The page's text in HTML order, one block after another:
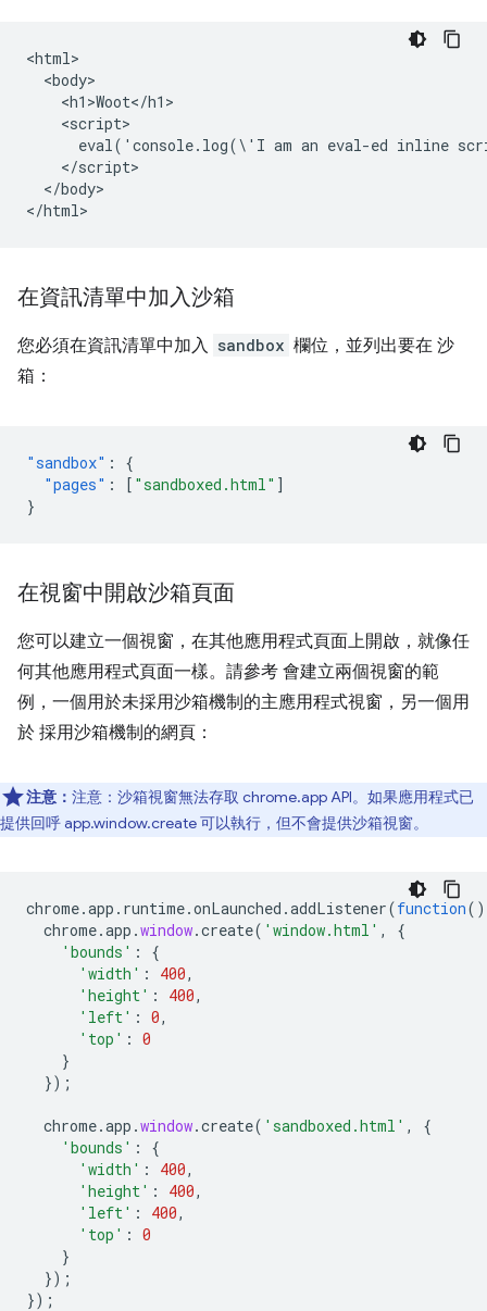
<html>
  <body>
    <h1>Woot</h1>
    <script>
eval('console.log(\'I am an eval-ed inline
    </script>
  </body>
在資訊清單中加入沙箱
您必須在資訊清單中加入 sandbox 欄位，並列出要在 沙
箱：
"sandbox" :
{
"pages" : [ "sandboxed.html" ]
}
在視窗中開啟沙箱頁面
您可以建立一個視窗，在其他應用程式頁面上開啟，就像任
何其他應用程式頁面一樣。請參考 會建立兩個視窗的範
例，一個用於未採用沙箱機制的主應用程式視窗，另一個用
於 採用沙箱機制的網頁：
注意： 注意：沙箱視窗無法存取 chrome.app API。如果應用程式已
提供回呼 app.window.create 可以執行，但不會提供沙箱視窗。
chrome.app . runtime.onLaunched .addListener(function()
chrome.app .window.create( 'window.html' ,
{
'bounds' :
{
'width' : 400,
'height' : 400,
'left' : 0,
'top' : 0
}
});
chrome.app .window.create( 'sandboxed.html' ,
{
'bounds' :
{
'width' : 400,
'height' : 400,
'left' : 400,
'top' : 0
}
});
});